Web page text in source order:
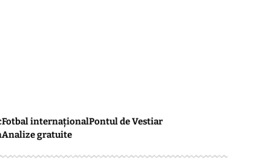
Fotbal internaționalPontul de Vestiar
Analize gratuite